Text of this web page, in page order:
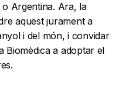
Argentina. Ara, la
aquest jurament a
i del món, i convidar
Biomèdica a adoptar el